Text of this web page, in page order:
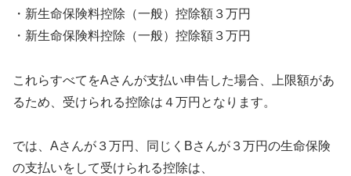
・新生命保険料控除（一般）控除額３万円
・新生命保険料控除（一般）控除額３万円
これらすべてをAさんが支払い申告した場合、上限額があ
るため、受けられる控除は４万円となります。
では、Aさんが３万円、同じくBさんが３万円の生命保険
の支払いをして受けられる控除は、